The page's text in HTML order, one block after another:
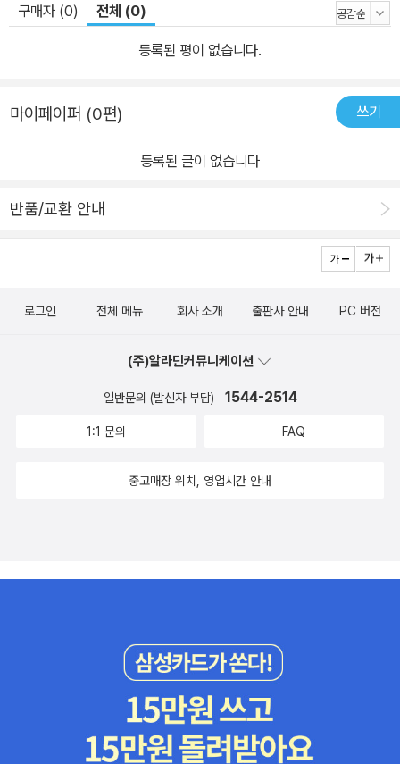
구매자 (0) 전체 (0)
등록된 평이 없습니다.
마이페이퍼 (0편) 쓰기
등록된 글이 없습니다
반품/교환 안내
로그인 전체 메뉴 회사 소개 출판사 안내 PC 버전
(주)알라딘커뮤니케이션
일반문의 (발신자 부담) 1544-2514
1:1 문의 FAQ
중고매장 위치, 영업시간 안내